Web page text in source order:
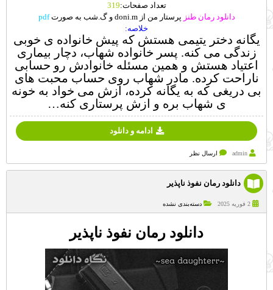
تعداد صفحات:319
دانلود رمان طنز پرستار من از doni.m و گ.شب به صورت
pdf
خلاصه:
یگانه دختر یتیمی هستش که پیش خانواده ی خوبی
زندگی می کنه. پسر خانواده شهاب، دچار بیماری
اعتیاد هستش و همین مسئله خانوادش رو حسابی
ناراحت کرده. مادر شهاب روی حساب محبت های
بی دریغی که به یگانه کرده، ازش می خواد به خونه
ی شهاب بره و ازش پرستاری کنه…
ادامه و دانلود
admin ارسال نظر
دانلود رمان نفوذ ناپذیر
2 فوریه 2025 دسته‌بندی نشده
دانلود رمان نفوذ ناپذیر